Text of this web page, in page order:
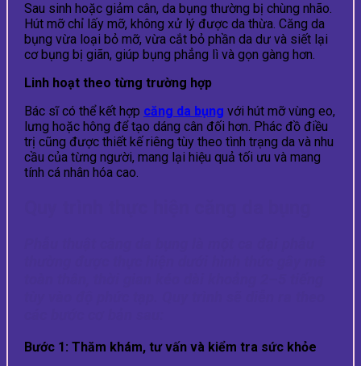
Sau sinh hoặc giảm cân, da bụng thường bị chùng nhão.
Hút mỡ chỉ lấy mỡ, không xử lý được da thừa. Căng da
bụng vừa loại bỏ mỡ, vừa cắt bỏ phần da dư và siết lại
cơ bụng bị giãn, giúp bụng phẳng lì và gọn gàng hơn.
Linh hoạt theo từng trường hợp
Bác sĩ có thể kết hợp căng da bụng với hút mỡ vùng eo,
lưng hoặc hông để tạo dáng cân đối hơn. Phác đồ điều
trị cũng được thiết kế riêng tùy theo tình trạng da và nhu
cầu của từng người, mang lại hiệu quả tối ưu và mang
tính cá nhân hóa cao.
Bước 1: Thăm khám, tư vấn và kiểm tra sức khỏe